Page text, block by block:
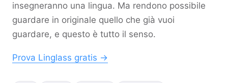
insegneranno una lingua. Ma rendono possibile
guardare in originale quello che già vuoi
guardare, e questo è tutto il senso.
Prova Linglass gratis →